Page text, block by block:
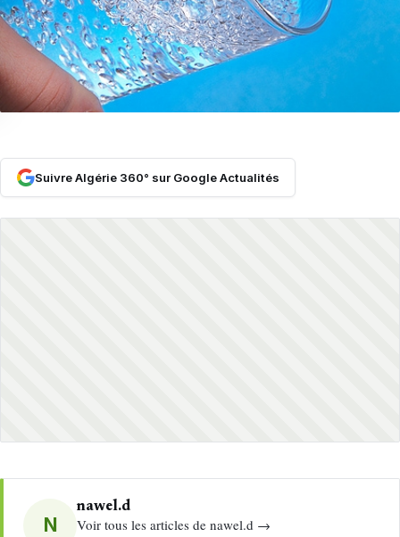
Suivre Algérie 360° sur Google Actualités
N
nawel.d
Voir tous les articles de nawel.d →